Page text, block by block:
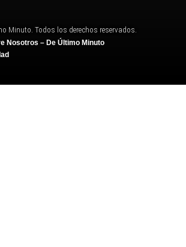
Minuto. Todos los derechos reservados.
Nosotros – De Último Minuto